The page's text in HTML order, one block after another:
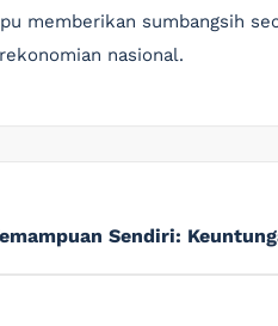
memberikan sumbangsih
nasional.
Sendiri: